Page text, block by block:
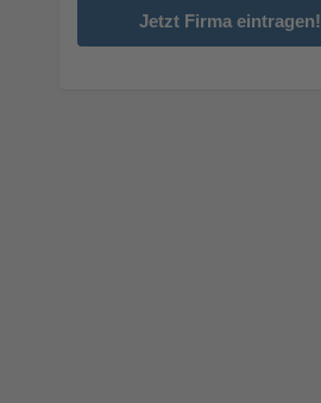
Jetzt Firma eintragen!